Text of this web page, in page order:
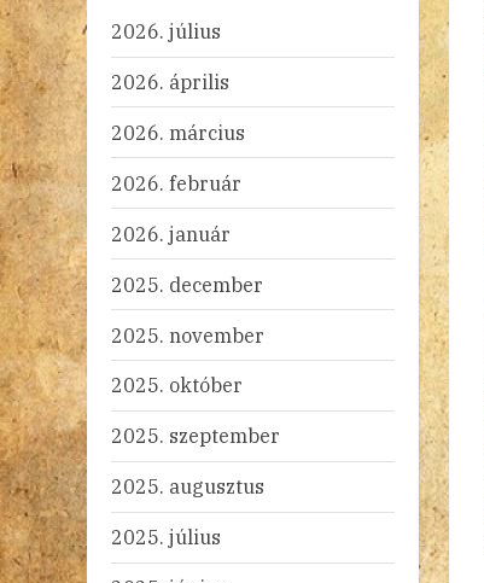
2026. július
2026. április
2026. március
2026. február
2026. január
2025. december
2025. november
2025. október
2025. szeptember
2025. augusztus
2025. július